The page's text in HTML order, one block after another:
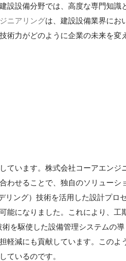
設設備分野では、高度な専門知識
ニアリングは、建設設備業界にお
術力がどのように企業の未来を変え
ています。株式会社コーアエンジ
わせることで、独自のソリューシ
リング）技術を活用した設計プロ
能になりました。これにより、工
を駆使した設備管理システムの導
軽減にも貢献しています。このよ
ているのです。